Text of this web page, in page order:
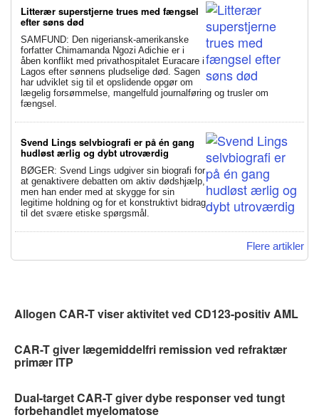
Litterær superstjerne trues med fængsel
efter søns død
SAMFUND: Den nigeriansk-amerikanske
forfatter Chimamanda Ngozi Adichie er i
åben konflikt med privathospitalet Euracare i
Lagos efter sønnens pludselige død. Sagen
har udviklet sig til et opslidende opgør om
lægelig forsømmelse, mangelfuld journalføring og trusler om
fængsel.
Svend Lings selvbiografi er på én gang
hudløst ærlig og dybt utroværdig
BØGER: Svend Lings udgiver sin biografi for
at genaktivere debatten om aktiv dødshjælp,
men han ender med at skygge for sin
legitime holdning og for et konstruktivt bidrag
til det svære etiske spørgsmål.
Flere artikler
Allogen CAR-T viser aktivitet ved CD123-positiv AML
CAR-T giver lægemiddelfri remission ved refraktær
primær ITP
Dual-target CAR-T giver dybe responser ved tungt
forbehandlet myelomatose